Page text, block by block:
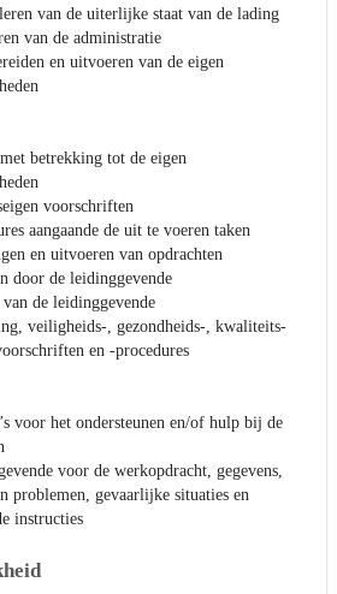
van de uiterlijke staat van de lading
van de administratie
en uitvoeren van de eigen
betrekking tot de eigen
voorschriften
aangaande de uit te voeren taken
en uitvoeren van opdrachten
door de leidinggevende
de leidinggevende
veiligheids-, gezondheids-, kwaliteits-
en -procedures
voor het ondersteunen en/of hulp bij de
voor de werkopdracht, gegevens,
problemen, gevaarlijke situaties en
instructies